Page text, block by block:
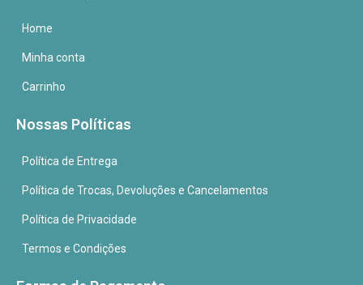
Home
Minha conta
Carrinho
Nossas Políticas
Política de Entrega
Política de Trocas, Devoluções e Cancelamentos
Política de Privacidade
Termos e Condições